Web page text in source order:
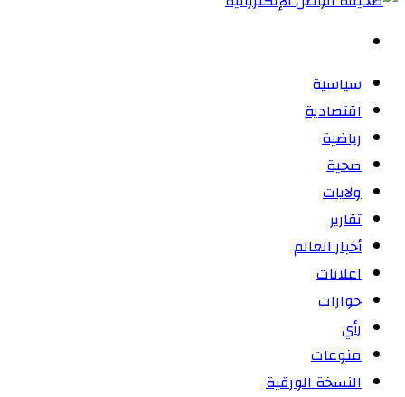
سياسية
اقتصادية
رياضية
صحية
ولايات
تقارير
أخبار العالم
اعلانات
حوارات
رأي
منوعات
النسخة الورقية